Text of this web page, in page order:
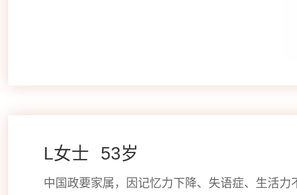
L女士 ​53岁
中国政要家属，因记忆力下降、失语症、生活